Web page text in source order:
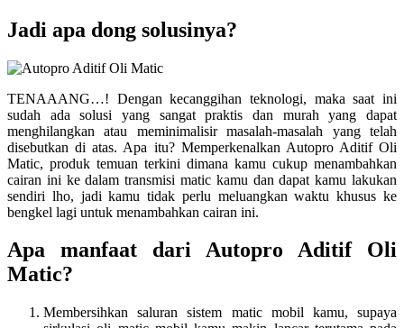
Jadi apa dong solusinya?
TENAAANG…! Dengan kecanggihan teknologi, maka saat ini
sudah ada solusi yang sangat praktis dan murah yang dapat
menghilangkan atau meminimalisir masalah-masalah yang telah
disebutkan di atas. Apa itu? Memperkenalkan Autopro Aditif Oli
Matic, produk temuan terkini dimana kamu cukup menambahkan
cairan ini ke dalam transmisi matic kamu dan dapat kamu lakukan
sendiri lho, jadi kamu tidak perlu meluangkan waktu khusus ke
bengkel lagi untuk menambahkan cairan ini.
Apa manfaat dari Autopro Aditif Oli
Matic?
Membersihkan saluran sistem matic mobil kamu, supaya